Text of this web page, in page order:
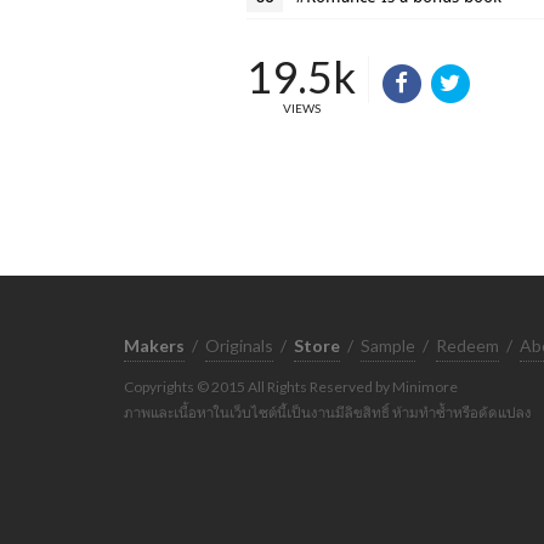
19.5k
VIEWS
Makers / Originals / Store / Sample / Redeem /
Copyrights © 2015 All Rights Reserved by Minimore
ภาพและเนื้อหาในเว็บไซต์นี้เป็นงานมีลิขสิทธิ์ ห้ามทำซ้ำหรือดัดแปลง